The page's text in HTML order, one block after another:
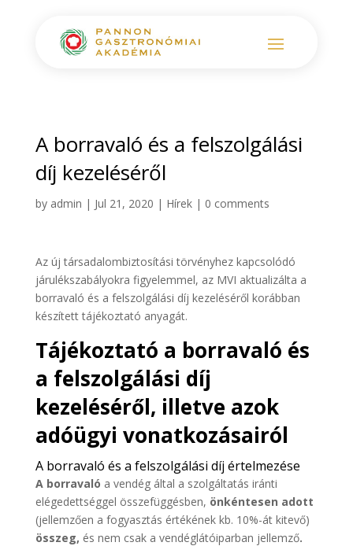
A borravaló és a felszolgálási
díj kezeléséről
by admin | Jul 21, 2020 | Hírek| 0 comments
Az új társadalombiztosítási törvényhez kapcsolódó
járulékszabályokra figyelemmel, az MVI aktualizálta a
borravaló és a felszolgálási díj kezeléséről korábban
készített tájékoztató anyagát.
Tájékoztató a borravaló és
a felszolgálási díj
kezeléséről, illetve azok
adóügyi vonatkozásairól
A borravaló és a felszolgálási díj értelmezése
A borravaló a vendég által a szolgáltatás iránti
elégedettséggel összefüggésben, önkéntesen adott
(jellemzően a fogyasztás értékének kb. 10%-át kitevő)
összeg, és nem csak a vendéglátóiparban jellemző.